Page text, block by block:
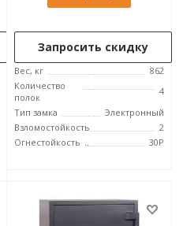
Запросить скидку
Вес, кг
862
Количество
полок
4
Тип замка
Электронный
Взломостойкость
2
Огнестойкость
30P